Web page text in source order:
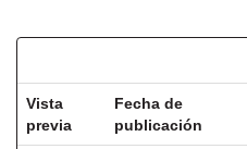
Vista
previa
Fecha de
publicación